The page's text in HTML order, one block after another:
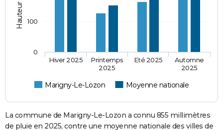
Marigny-Le-Lozon Moyenne nationale
Hiver 2025
Printemps
2025
Eté 2025
Automne
2025
0
100
La commune de Marigny-Le-Lozon a connu 855 millimètres
de pluie en 2025, contre une moyenne nationale des villes de